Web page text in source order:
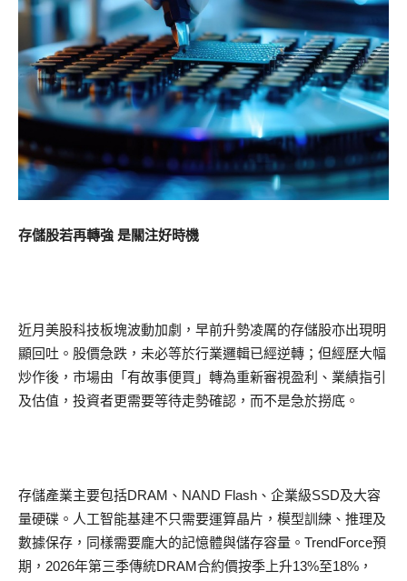
存儲股若再轉強 是關注好時機
近月美股科技板塊波動加劇，早前升勢凌厲的存儲股亦出現明
顯回吐。股價急跌，未必等於行業邏輯已經逆轉；但經歷大幅
炒作後，市場由「有故事便買」轉為重新審視盈利、業績指引
及估值，投資者更需要等待走勢確認，而不是急於撈底。
存儲產業主要包括DRAM、NAND Flash、企業級SSD及大容
量硬碟。人工智能基建不只需要運算晶片，模型訓練、推理及
數據保存，同樣需要龐大的記憶體與儲存容量。TrendForce預
期，2026年第三季傳統DRAM合約價按季上升13%至18%，